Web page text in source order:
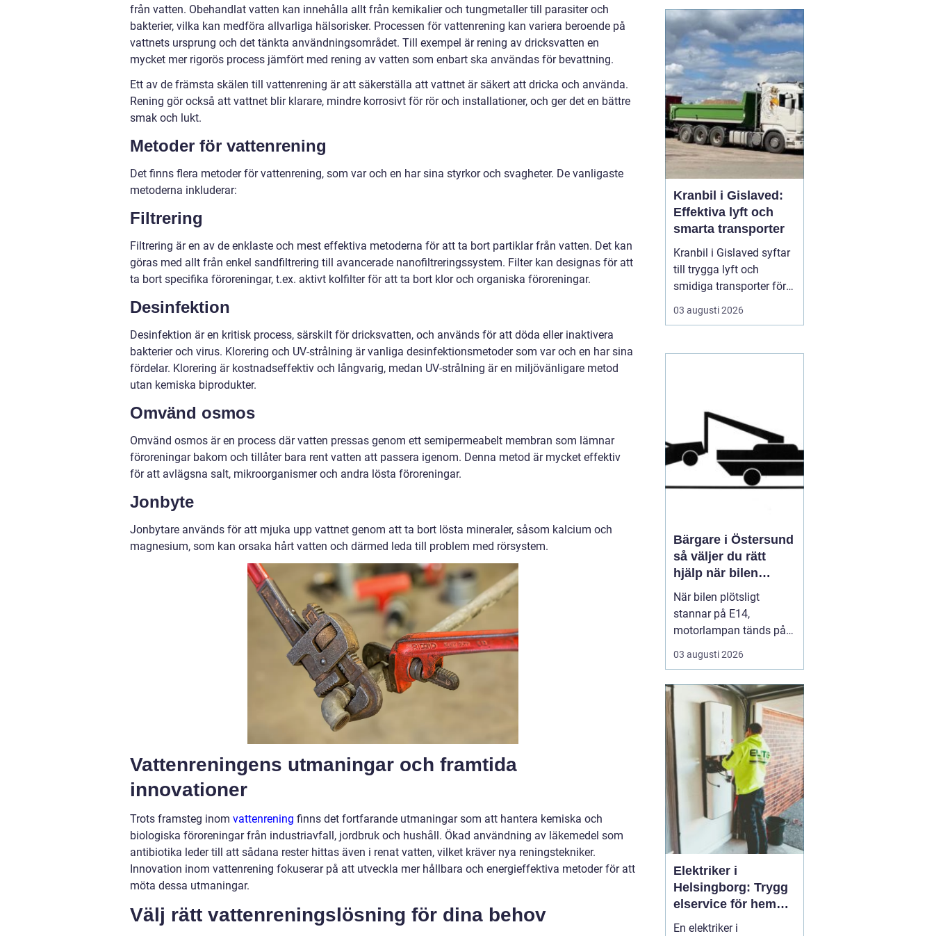
från vatten. Obehandlat vatten kan innehålla allt från kemikalier och tungmetaller till parasiter och
bakterier, vilka kan medföra allvarliga hälsorisker. Processen för vattenrening kan variera beroende på
vattnets ursprung och det tänkta användningsområdet. Till exempel är rening av dricksvatten en
mycket mer rigorös process jämfört med rening av vatten som enbart ska användas för bevattning.
Ett av de främsta skälen till vattenrening är att säkerställa att vattnet är säkert att dricka och använda.
Rening gör också att vattnet blir klarare, mindre korrosivt för rör och installationer, och ger det en bättre
smak och lukt.
Metoder för vattenrening
Det finns flera metoder för vattenrening, som var och en har sina styrkor och svagheter. De vanligaste
metoderna inkluderar:
Filtrering
Filtrering är en av de enklaste och mest effektiva metoderna för att ta bort partiklar från vatten. Det kan
göras med allt från enkel sandfiltrering till avancerade nanofiltreringssystem. Filter kan designas för att
ta bort specifika föroreningar, t.ex. aktivt kolfilter för att ta bort klor och organiska föroreningar.
Desinfektion
Desinfektion är en kritisk process, särskilt för dricksvatten, och används för att döda eller inaktivera
bakterier och virus. Klorering och UV-strålning är vanliga desinfektionsmetoder som var och en har sina
fördelar. Klorering är kostnadseffektiv och långvarig, medan UV-strålning är en miljövänligare metod
utan kemiska biprodukter.
Omvänd osmos
Omvänd osmos är en process där vatten pressas genom ett semipermeabelt membran som lämnar
föroreningar bakom och tillåter bara rent vatten att passera igenom. Denna metod är mycket effektiv
för att avlägsna salt, mikroorganismer och andra lösta föroreningar.
Jonbyte
Jonbytare används för att mjuka upp vattnet genom att ta bort lösta mineraler, såsom kalcium och
magnesium, som kan orsaka hårt vatten och därmed leda till problem med rörsystem.
Vattenreningens utmaningar och framtida
innovationer
Trots framsteg inom vattenrening finns det fortfarande utmaningar som att hantera kemiska och
biologiska föroreningar från industriavfall, jordbruk och hushåll. Ökad användning av läkemedel som
antibiotika leder till att sådana rester hittas även i renat vatten, vilket kräver nya reningstekniker.
Innovation inom vattenrening fokuserar på att utveckla mer hållbara och energieffektiva metoder för att
möta dessa utmaningar.
Välj rätt vattenreningslösning för dina behov
ledningar i ett klimat
som ställer höga krav på
både planering och ut...
Kranbil i Gislaved:
Effektiva lyft och
smarta transporter
Kranbil i Gislaved syftar
till trygga lyft och
smidiga transporter för
både privatpersoner och
företag i
tunga byggmaterial,
03 augusti 2026
Bärgare i Östersund
så väljer du rätt
hjälp när bilen
stannar
När bilen plötsligt
stannar på E14,
motorlampan tänds på
väg hem från fjällen eller
en tung lastbil fastnar i
minuter kännas som
timmar. En
pålitlig
bärgare Östersund blir...
03 augusti 2026
Elektriker i
Helsingborg: Trygg
elservice för hem
och företag
En elektriker i